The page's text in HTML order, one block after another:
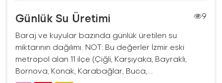
Günlük Su Üretimi
9
Baraj ve kuyular bazında günlük üretilen su
miktarının dağılımı. NOT: Bu değerler İzmir eski
metropol alan 11 ilçe (Çiğli, Karşıyaka, Bayraklı,
Bornova, Konak, Karabağlar, Buca,...